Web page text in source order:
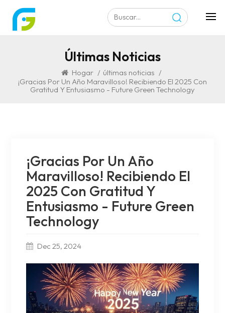
Últimas Noticias
Hogar / últimas noticias /
¡Gracias Por Un Año Maravilloso! Recibiendo El 2025 Con
Gratitud Y Entusiasmo - Future Green Technology
¡Gracias Por Un Año
Maravilloso! Recibiendo El
2025 Con Gratitud Y
Entusiasmo - Future Green
Technology
Dec 25, 2024